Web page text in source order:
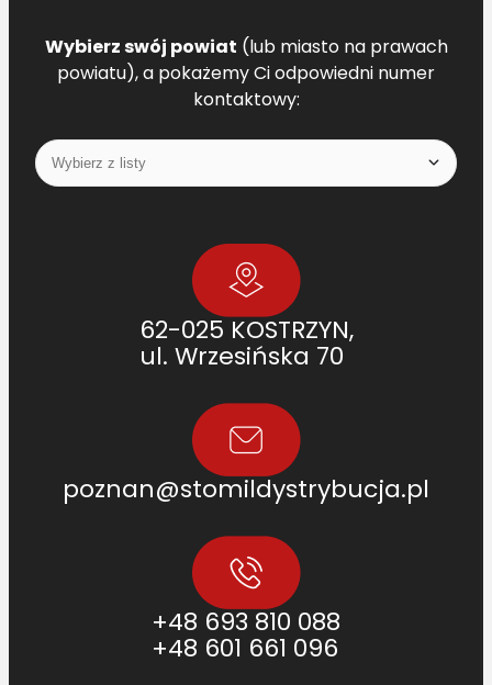
Wybierz swój powiat (lub miasto na prawach
powiatu), a pokażemy Ci odpowiedni numer
kontaktowy:
62-025 KOSTRZYN,
ul. Wrzesińska 70
poznan@stomildystrybucja.pl
+48 693 810 088
+48 601 661 096